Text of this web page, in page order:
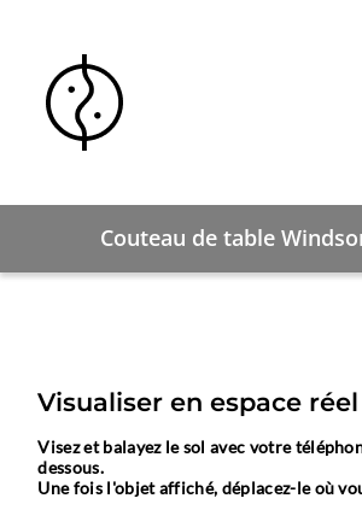
Couteau de table
Visualiser en espace réel
Visez et balayez le sol avec votre
dessous.
Une fois l'objet affiché, déplacez-le où